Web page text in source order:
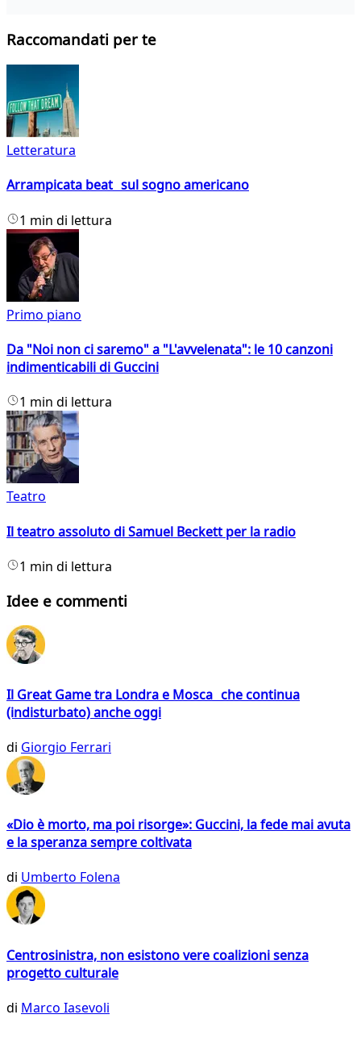
Raccomandati per te
Letteratura
Arrampicata beat sul sogno americano
1 min di lettura
Primo piano
Da "Noi non ci saremo" a "L'avvelenata": le 10 canzoni
indimenticabili di Guccini
1 min di lettura
Teatro
Il teatro assoluto di Samuel Beckett per la radio
1 min di lettura
Idee e commenti
Il Great Game tra Londra e Mosca che continua
(indisturbato) anche oggi
di Giorgio Ferrari
«Dio è morto, ma poi risorge»: Guccini, la fede mai avuta
e la speranza sempre coltivata
di Umberto Folena
Centrosinistra, non esistono vere coalizioni senza
progetto culturale
di Marco Iasevoli